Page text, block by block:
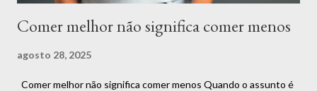
Comer melhor não significa comer menos
agosto 28, 2025
Comer melhor não significa comer menos Quando o assunto é